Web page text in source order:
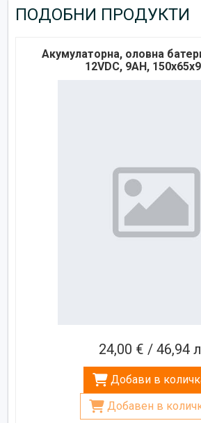
ПОДОБНИ ПРОДУКТИ
Акумулаторна, оловна
12VDC, 9AH,
24,00 € / 46,94
Добави в
Добавен в